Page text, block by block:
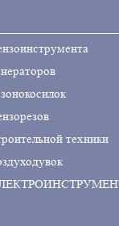
техники